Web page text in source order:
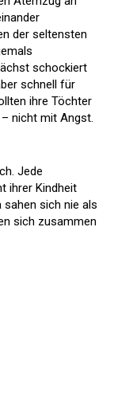
der seltensten
schockiert
schnell für
ihre Töchter
nicht mit Angst.
Jede
ihrer Kindheit
sahen sich nie als
sich zusammen